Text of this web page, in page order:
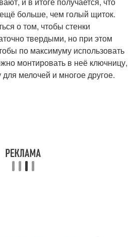
больше, чем голый щиток.
о том, чтобы стенки
твердыми, но при этом
по максимуму использовать
монтировать в неё ключницу,
мелочей и многое другое.